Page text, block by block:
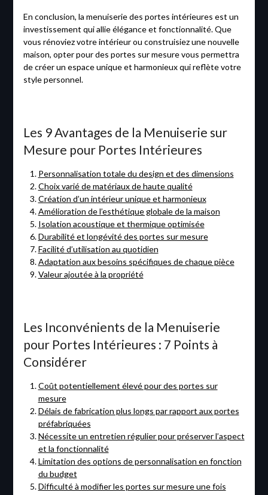
En conclusion, la menuiserie des portes intérieures est un
investissement qui allie élégance et fonctionnalité. Que
vous rénoviez votre intérieur ou construisiez une nouvelle
maison, opter pour des portes sur mesure vous permettra
de créer un espace unique et harmonieux qui reflète votre
style personnel.
Les 9 Avantages de la Menuiserie sur
Mesure pour Portes Intérieures
Personnalisation totale du design et des dimensions
Choix varié de matériaux de haute qualité
Création d’un intérieur unique et harmonieux
Amélioration de l’esthétique globale de la maison
Isolation acoustique et thermique optimisée
Durabilité et longévité des portes sur mesure
Facilité d’utilisation au quotidien
Adaptation aux besoins spécifiques de chaque pièce
Valeur ajoutée à la propriété
Les Inconvénients de la Menuiserie
pour Portes Intérieures : 7 Points à
Considérer
Coût potentiellement élevé pour des portes sur
mesure
Délais de fabrication plus longs par rapport aux portes
préfabriquées
Nécessite un entretien régulier pour préserver l’aspect
et la fonctionnalité
Limitation des options de personnalisation en fonction
du budget
Difficulté à modifier les portes sur mesure une fois